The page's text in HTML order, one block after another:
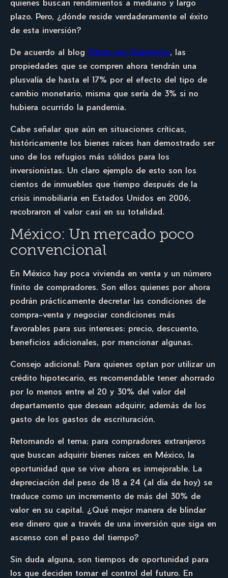
quienes buscan rendimientos a mediano y largo
plazo. Pero, ¿dónde reside verdaderamente el éxito
de esta inversión?
De acuerdo al blog Obras por Expansión , las
propiedades que se compren ahora tendrán una
plusvalía de hasta el 17% por el efecto del tipo de
cambio monetario, misma que sería de 3% si no
hubiera ocurrido la pandemia.
Cabe señalar que aún en situaciones críticas,
históricamente los bienes raíces han demostrado ser
uno de los refugios más sólidos para los
inversionistas. Un claro ejemplo de esto son los
cientos de inmuebles que tiempo después de la
crisis inmobiliaria en Estados Unidos en 2006,
recobraron el valor casi en su totalidad.
México: Un mercado poco
convencional
En México hay poca vivienda en venta y un número
finito de compradores. Son ellos quienes por ahora
podrán prácticamente decretar las condiciones de
compra-venta y negociar condiciones más
favorables para sus intereses: precio, descuento,
beneficios adicionales, por mencionar algunas.
Consejo adicional: Para quienes optan por utilizar un
crédito hipotecario, es recomendable tener ahorrado
por lo menos entre el 20 y 30% del valor del
departamento que desean adquirir, además de los
gasto de los gastos de escrituración.
Retomando el tema; para compradores extranjeros
que buscan adquirir bienes raíces en México, la
oportunidad que se vive ahora es inmejorable. La
depreciación del peso de 18 a 24 (al día de hoy) se
traduce como un incremento de más del 30% de
valor en su capital. ¿Qué mejor manera de blindar
ese dinero que a través de una inversión que siga en
ascenso con el paso del tiempo?
Sin duda alguna, son tiempos de oportunidad para
los que deciden tomar el control del futuro. En